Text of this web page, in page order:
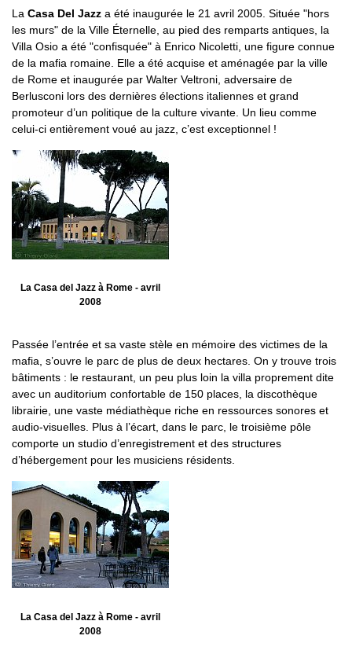
La Casa Del Jazz a été inaugurée le 21 avril 2005. Située "hors
les murs" de la Ville Éternelle, au pied des remparts antiques, la
Villa Osio a été "confisquée" à Enrico Nicoletti, une figure connue
de la mafia romaine. Elle a été acquise et aménagée par la ville
de Rome et inaugurée par Walter Veltroni, adversaire de
Berlusconi lors des dernières élections italiennes et grand
promoteur d’un politique de la culture vivante. Un lieu comme
celui-ci entièrement voué au jazz, c’est exceptionnel !
La Casa del Jazz à Rome - avril
2008
Passée l’entrée et sa vaste stèle en mémoire des victimes de la
mafia, s’ouvre le parc de plus de deux hectares. On y trouve trois
bâtiments : le restaurant, un peu plus loin la villa proprement dite
avec un auditorium confortable de 150 places, la discothèque
librairie, une vaste médiathèque riche en ressources sonores et
audio-visuelles. Plus à l’écart, dans le parc, le troisième pôle
comporte un studio d’enregistrement et des structures
d’hébergement pour les musiciens résidents.
La Casa del Jazz à Rome - avril
2008